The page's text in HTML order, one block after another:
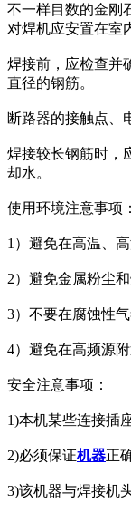
不一样目数的金刚
对焊机应安置在室
焊接前，应检查并
直径的钢筋。
断路器的接触点、
焊接较长钢筋时，
却水。
使用环境注意事项：
1）避免在高温、
2）避免金属粉尘
3）不要在腐蚀性
4）避免在高频源附
安全注意事项：
1)本机某些连接插
2)必须保证机器正
3)该机器与焊接机